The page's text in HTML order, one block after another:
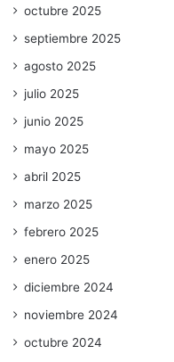
octubre 2025
septiembre 2025
agosto 2025
julio 2025
junio 2025
mayo 2025
abril 2025
marzo 2025
febrero 2025
enero 2025
diciembre 2024
noviembre 2024
octubre 2024